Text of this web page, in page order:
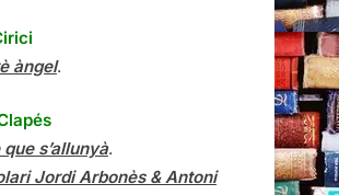
àngel.
s’allunyà.
Jordi Arbonès & Antoni